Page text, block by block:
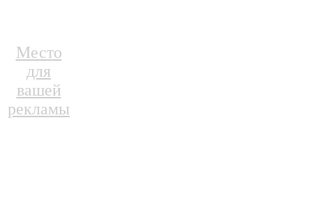
Место
для
вашей
рекламы